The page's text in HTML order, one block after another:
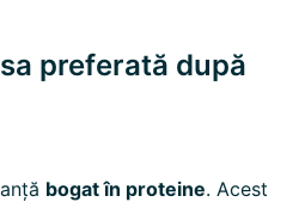
preferată după
bogat în proteine. Acest